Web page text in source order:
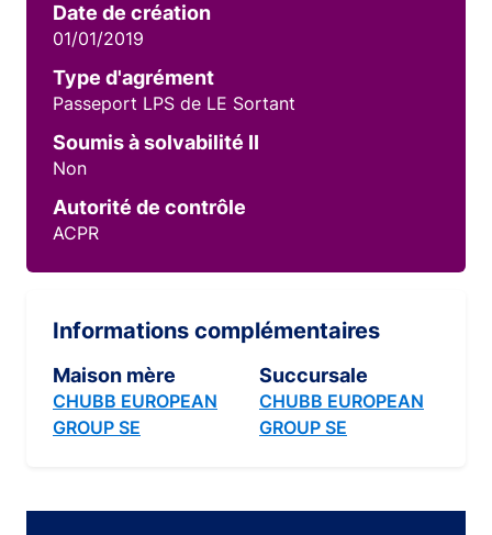
Date de création
01/01/2019
Type d'agrément
Passeport LPS de LE Sortant
Soumis à solvabilité II
Non
Autorité de contrôle
ACPR
Informations complémentaires
Maison mère
CHUBB EUROPEAN
GROUP SE
Succursale
CHUBB EUROPEAN
GROUP SE